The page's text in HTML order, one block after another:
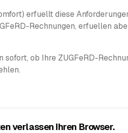
erfuellt diese
Rechnungen, erfuellen
ob Ihre ZUGFeRD-
verlassen Ihren Browser.